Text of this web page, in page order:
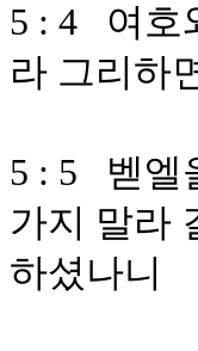
5 : 4 여호
라 그리하
5 : 5 벧엘
가지 말라
하셨나니